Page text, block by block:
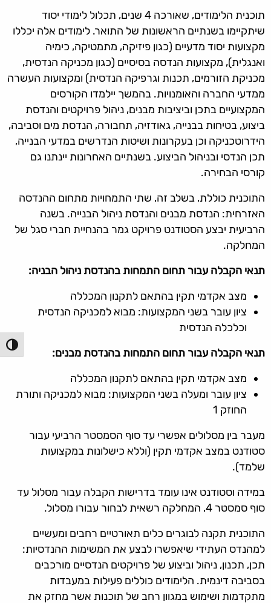
תוכנית הלימודים, שאורכה 4 שנים, תכלול לימודי יסוד
שיתקיימו בשנתיים הראשונות של התואר. לימודים אלה יכללו
מקצועות יסוד מדעיים (כגון פיזיקה, מתמטיקה, כימיה
ואנגלית), מקצועות הנדסה בסיסיים (כגון מכניקה הנדסית,
מכניקת הזורמים, תכנות וגרפיקה הנדסית) ומקצועות העשרה
ממדעי החברה והאומנויות. בהמשך יילמדו הקורסים
המקצועיים בתכן וביציבות מבנים, ניהול פרויקטים והנדסת
ביצוע, בטיחות בבנייה, גאודזיה, תחבורה, הנדסת מים וסביבה,
הידרוטכניקה וכן בעקרונות ושיטות הנדרשים במדעי הבנייה,
תכן הנדסי ובניהול הביצוע. בשנתיים האחרונות יינתנו גם
קורסי הבחירה.
התוכנית כוללת, בשלב זה, שתי התמחויות מתחום ההנדסה
האזרחית: הנדסת מבנים והנדסת ניהול הבנייה. בשנה
הרביעית יבצע הסטודנט פרויקט גמר בהנחיית חברי סגל של
המחלקה.
תנאי הקבלה עבור תחום התמחות בהנדסת ניהול הבניה:
מצב אקדמי תקין בהתאם לתקנון המכללה
ציון עובר בשני המקצועות: מבוא למכניקה הנדסית
וכלכלה הנדסית
תנאי הקבלה עבור תחום התמחות בהנדסת מבנים:
מצב אקדמי תקין בהתאם לתקנון המכללה
ציון עובר ומעלה בשני המקצועות: מבוא למכניקה ותורת
החוזק 1
מעבר בין מסלולים אפשרי עד סוף הסמסטר הרביעי עבור
סטודנט במצב אקדמי תקין (וללא כישלונות במקצועות
שלמד).
במידה וסטודנט אינו עומד בדרישות הקבלה עבור מסלול עד
סוף סמסטר 4, המחלקה רשאית לבחור עבורו מסלול.
התוכנית תקנה לבוגרים כלים תאורטיים רחבים ומעשיים
למהנדס העתידי שיאפשרו לבצע את המשימות ההנדסיות:
תכן, תכנון, ניהול וביצוע של פרויקטים הנדסיים מורכבים
בסביבה דינמית. הלימודים כוללים פעילות במעבדות
מתקדמות ושימוש במגוון רחב של תוכנות אשר מחזק את